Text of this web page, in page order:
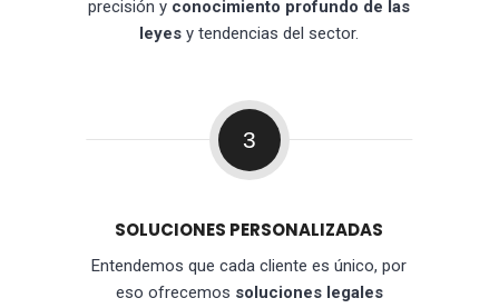
precisión y conocimiento profundo de las
leyes y tendencias del sector.
3
SOLUCIONES PERSONALIZADAS
Entendemos que cada cliente es único, por
eso ofrecemos soluciones legales